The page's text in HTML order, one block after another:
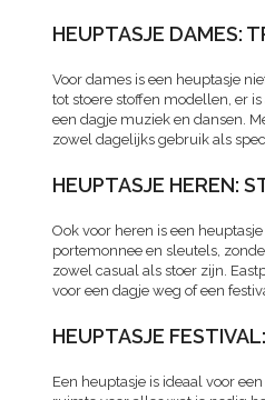
HEUPTASJE DAMES:
Voor dames is een heuptasje
tot stoere stoffen modellen, er
een dagje muziek en dansen.
zowel dagelijks gebruik als
HEUPTASJE HEREN:
Ook voor heren is een
portemonnee en sleutels,
zowel casual als stoer zijn.
voor een dagje weg of een
HEUPTASJE
Een heuptasje is ideaal voor